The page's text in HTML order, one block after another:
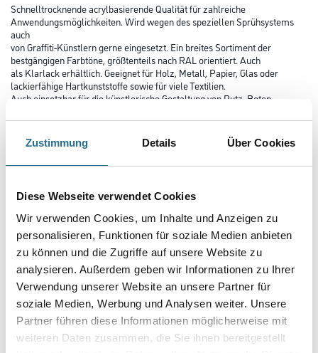
Zustimmung Details Über Cookies
Diese Webseite verwendet Cookies
Wir verwenden Cookies, um Inhalte und Anzeigen zu
personalisieren, Funktionen für soziale Medien anbieten
zu können und die Zugriffe auf unsere Website zu
analysieren. Außerdem geben wir Informationen zu Ihrer
Verwendung unserer Website an unsere Partner für
soziale Medien, Werbung und Analysen weiter. Unsere
Partner führen diese Informationen möglicherweise mit
weiteren Daten zusammen, die Sie ihnen bereitgestellt
Schnelltrocknende acrylbasierende Qualität für zahlreiche
Anwendungsmöglichkeiten. Wird wegen des speziellen Sprühsystems
auch
von Graffiti-Künstlern gerne eingesetzt. Ein breites Sortiment der
bestgängigen Farbtöne, größtenteils nach RAL orientiert. Auch
als Klarlack erhältlich. Geeignet für Holz, Metall, Papier, Glas oder
lackierfähige Hartkunststoffe sowie für viele Textilien.
Auch einsetzbar für die künstlerische Gestaltung von Putz, Beton,
Farbtonbezeichnung
Glanzgrad
Gebinde
Umrechnungsfaktoren